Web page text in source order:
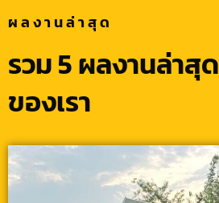
ผลงานล่าสุด
รวม 5 ผลงานล่าสุด
ของเรา